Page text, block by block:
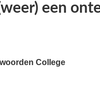
een
College